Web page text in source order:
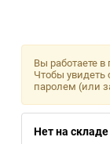
Вы работаете
Чтобы
паролем (или
Нет на складе